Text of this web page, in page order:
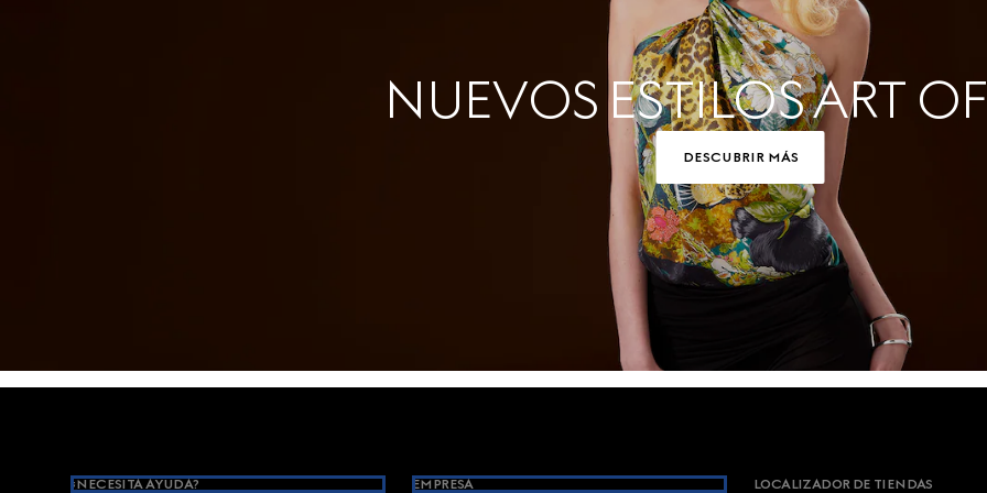
NUEVOS ESTILOS ART
DESCUBRIR MÁS
Footer
¿NECESITA AYUDA? EMPRESA LOCALIZADOR DE TIENDAS